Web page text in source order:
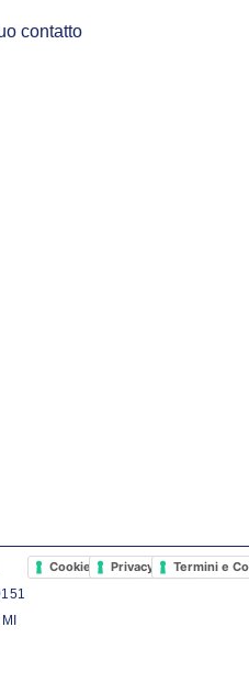
contatto
Cookie PolicyPrivacy PolicyTermini e